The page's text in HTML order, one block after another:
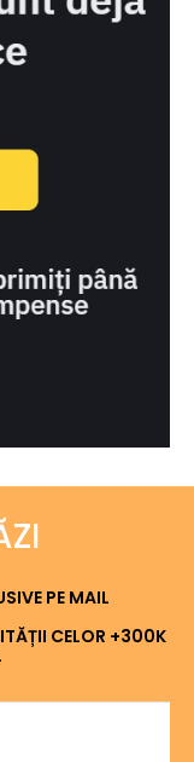
PE MAIL
CELOR +300K